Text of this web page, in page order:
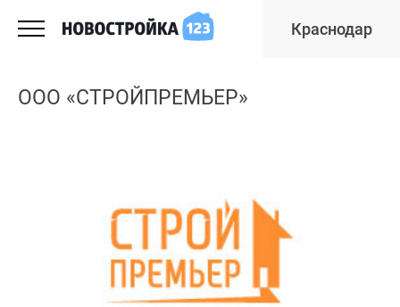
Краснодар
ООО «СТРОЙПРЕМЬЕР»